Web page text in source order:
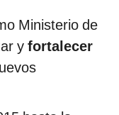
Ministerio de
y fortalecer